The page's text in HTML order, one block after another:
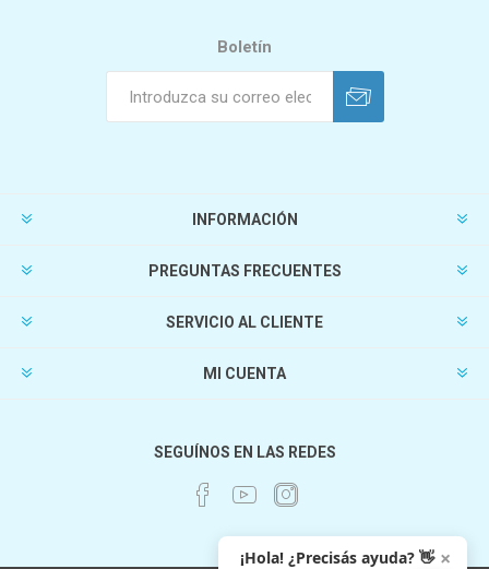
Boletín
INFORMACIÓN
PREGUNTAS FRECUENTES
SERVICIO AL CLIENTE
MI CUENTA
SEGUÍNOS EN LAS REDES
¡Hola! ¿Precisás ayuda? 👋 ×